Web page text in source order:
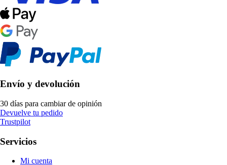
Envío y devolución
30 días para cambiar de opinión
Devuelve tu pedido
Trustpilot
Servicios
Mi cuenta